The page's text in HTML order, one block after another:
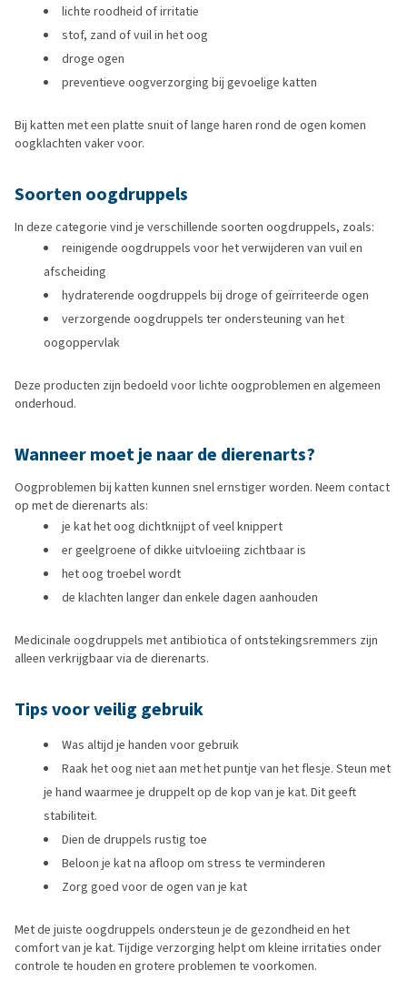
lichte roodheid of irritatie
stof, zand of vuil in het oog
droge ogen
preventieve oogverzorging bij gevoelige katten
Bij katten met een platte snuit of lange haren rond de ogen komen
oogklachten vaker voor.
Soorten oogdruppels
In deze categorie vind je verschillende soorten oogdruppels, zoals:
reinigende oogdruppels voor het verwijderen van vuil en
afscheiding
hydraterende oogdruppels bij droge of geïrriteerde ogen
verzorgende oogdruppels ter ondersteuning van het
oogoppervlak
Deze producten zijn bedoeld voor lichte oogproblemen en algemeen
onderhoud.
Wanneer moet je naar de dierenarts?
Oogproblemen bij katten kunnen snel ernstiger worden. Neem contact
op met de dierenarts als:
je kat het oog dichtknijpt of veel knippert
er geelgroene of dikke uitvloeiing zichtbaar is
het oog troebel wordt
de klachten langer dan enkele dagen aanhouden
Medicinale oogdruppels met antibiotica of ontstekingsremmers zijn
alleen verkrijgbaar via de dierenarts.
Tips voor veilig gebruik
Was altijd je handen voor gebruik
Raak het oog niet aan met het puntje van het flesje. Steun met
je hand waarmee je druppelt op de kop van je kat. Dit geeft
stabiliteit.
Dien de druppels rustig toe
Beloon je kat na afloop om stress te verminderen
Zorg goed voor de ogen van je kat
Met de juiste oogdruppels ondersteun je de gezondheid en het
comfort van je kat. Tijdige verzorging helpt om kleine irritaties onder
controle te houden en grotere problemen te voorkomen.